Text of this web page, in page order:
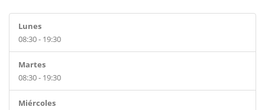
Lunes
08:30 - 19:30
Martes
08:30 - 19:30
Miércoles